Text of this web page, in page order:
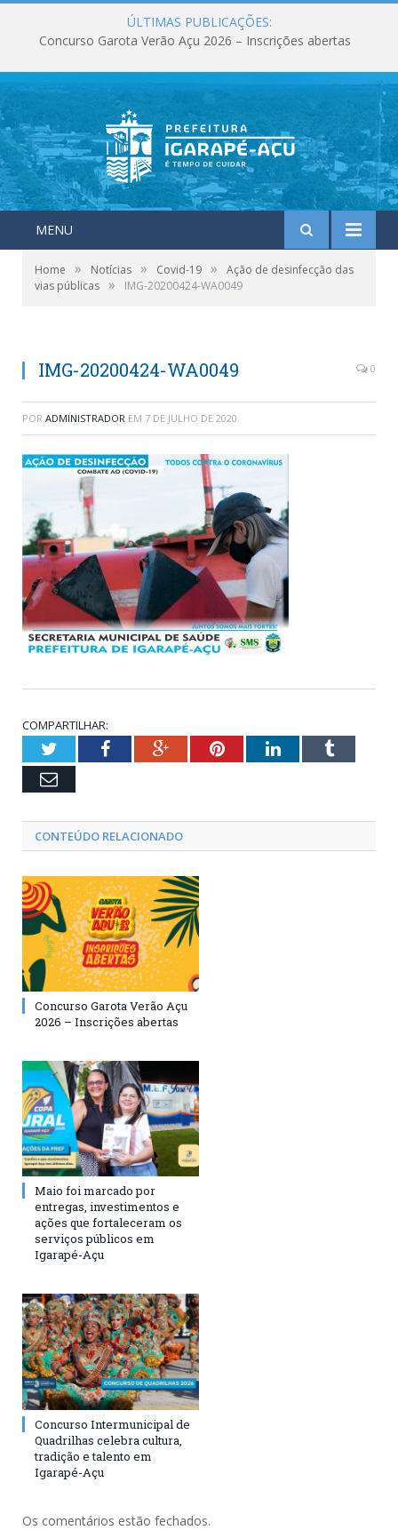
ÚLTIMAS PUBLICAÇÕES:
Concurso Garota Verão Açu 2026 – Inscrições abertas
MENU
Home » Notícias » Covid-19 »
Ação de desinfecção das
vias públicas » IMG-20200424-WA0049
IMG-20200424-WA0049 0
POR ADMINISTRADOR EM 7 DE JULHO DE 2020
COMPARTILHAR:
TwitterFacebookGoogle+PinterestLinkedInTumblr
Email
CONTEÚDO RELACIONADO
Concurso Garota Verão Açu
2026 – Inscrições abertas
Maio foi marcado por
entregas, investimentos e
ações que fortaleceram os
serviços públicos em
Igarapé-Açu
Concurso Intermunicipal de
Quadrilhas celebra cultura,
tradição e talento em
Igarapé-Açu
Os comentários estão fechados.